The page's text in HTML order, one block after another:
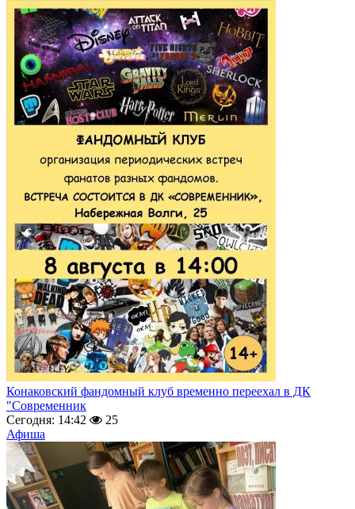
Конаковский фандомный клуб временно переехал в ДК
"Современник
Сегодня: 14:42
25
Афиша